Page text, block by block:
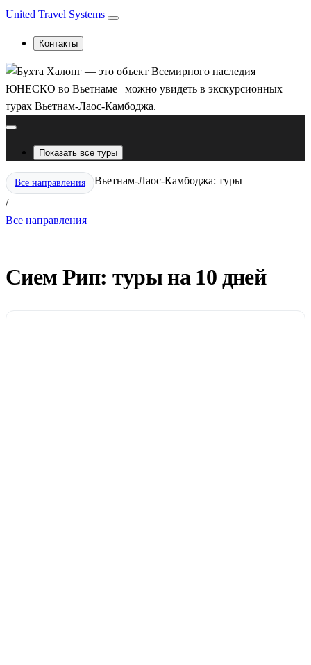
United Travel Systems
Контакты
Показать все туры
Все направления
/
Вьетнам-Лаос-Камбоджа: туры
Все направления
Сием Рип: туры на 10 дней